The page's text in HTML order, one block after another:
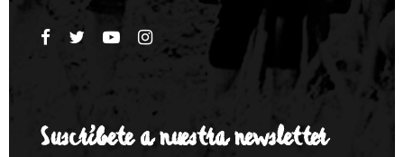
Suscríbete a nuestra newsletter